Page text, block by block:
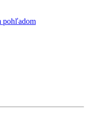
pohľadom